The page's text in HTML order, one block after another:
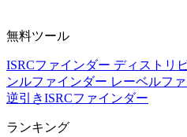
無料ツール
ISRCファインダー ディストリ
ンルファインダー レーベルフ
逆引きISRCファインダー
ランキング